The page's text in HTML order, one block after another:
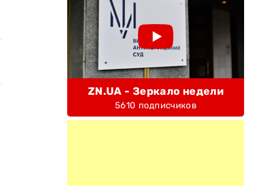
ZN.UA - Зеркало недели
5610 подписчиков